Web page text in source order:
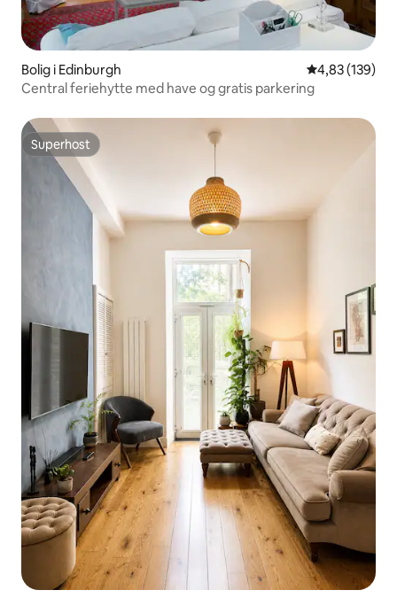
Bolig i Edinburgh 4,83 ud af 5 i
4,83 (139)
Central feriehytte med have og gratis parkering
Superhost
Superhost